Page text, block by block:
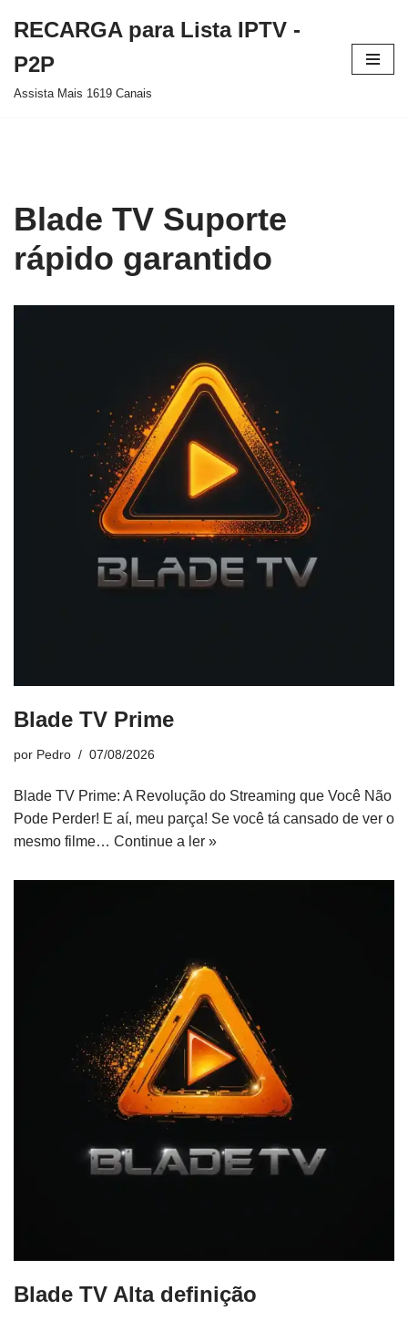
para
o
RECARGA para Lista IPTV -
P2P
Assista Mais 1619 Canais
Blade TV Suporte
rápido garantido
Blade TV Prime
por Pedro 07/08/2026
Blade TV Prime: A Revolução do Streaming que Você Não
Pode Perder! E aí, meu parça! Se você tá cansado de ver o
mesmo filme… Continue a ler »
Blade TV Alta definição